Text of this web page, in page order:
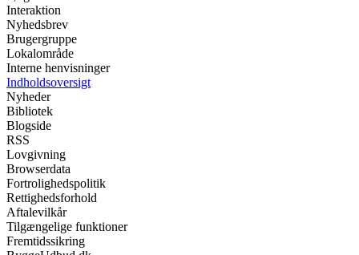
Interaktion
Nyhedsbrev
Brugergruppe
Lokalområde
Interne henvisninger
Indholdsoversigt
Nyheder
Bibliotek
Blogside
RSS
Lovgivning
Browserdata
Fortrolighedspolitik
Rettighedsforhold
Aftalevilkår
Tilgængelige funktioner
Fremtidssikring